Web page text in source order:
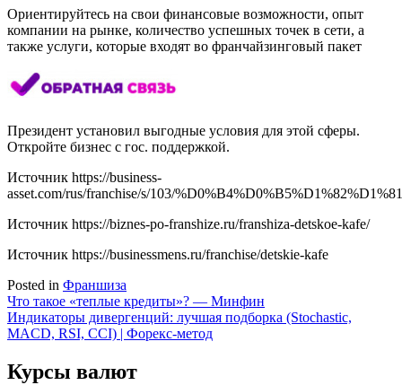
Ориентируйтесь на свои финансовые возможности, опыт
компании на рынке, количество успешных точек в сети, а
также услуги, которые входят во франчайзинговый пакет
Президент установил выгодные условия для этой сферы.
Откройте бизнес с гос. поддержкой.
Источник https://business-
asset.com/rus/franchise/s/103/
Источник https://biznes-po-franshize.ru/franshiza-detskoe-kafe/
Источник https://businessmens.ru/franchise/detskie-kafe
Posted in Франшиза
Навигация
по
Что такое «теплые кредиты»? — Минфин
Индикаторы дивергенций: лучшая подборка (Stochastic,
MACD, RSI, CCI) | Форекс-метод
Курсы валют